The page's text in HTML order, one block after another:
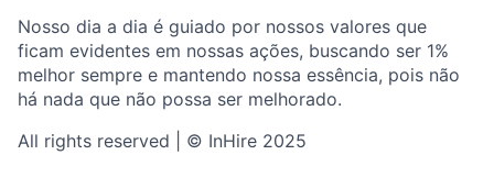
Nosso dia a dia é guiado por nossos valores que
ficam evidentes em nossas ações, buscando ser 1%
melhor sempre e mantendo nossa essência, pois não
há nada que não possa ser melhorado.
All rights reserved | © InHire 2025